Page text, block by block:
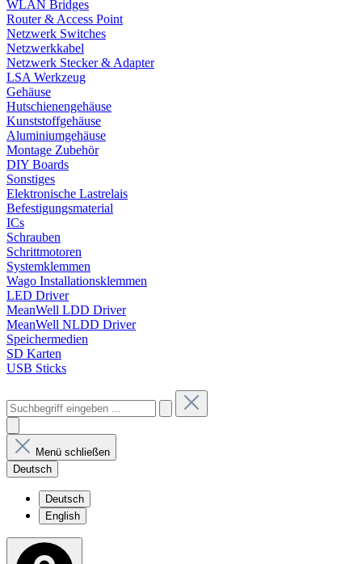
WLAN Bridges
Router & Access Point
Netzwerk Switches
Netzwerkkabel
Netzwerk Stecker & Adapter
LSA Werkzeug
Gehäuse
Hutschienengehäuse
Kunststoffgehäuse
Aluminiumgehäuse
Montage Zubehör
DIY Boards
Sonstiges
Elektronische Lastrelais
Befestigungsmaterial
ICs
Schrauben
Schrittmotoren
Systemklemmen
Wago Installationsklemmen
LED Driver
MeanWell LDD Driver
MeanWell NLDD Driver
Speichermedien
SD Karten
USB Sticks
Menü schließen
Deutsch
Deutsch
English